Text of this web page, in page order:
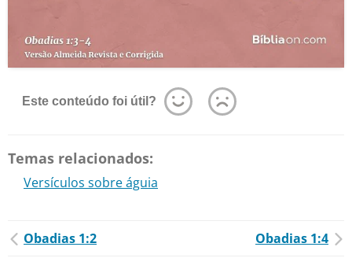
Este conteúdo foi útil?
Temas relacionados:
Versículos sobre águia
Obadias 1:2 Obadias 1:4